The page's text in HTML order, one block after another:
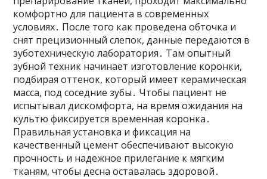
комфортно для пациента в современных
условиях․ После того как проведена обточка и
снят прецизионный слепок, данные передаются в
зуботехническую лаборатория․ Там опытный
зубной техник начинает изготовление коронки,
подбирая оттенок, который имеет керамическая
масса, под соседние зубы․ Чтобы пациент не
испытывал дискомфорта, на время ожидания на
культю фиксируется временная коронка․
Правильная установка и фиксация на
качественный цемент обеспечивают высокую
прочность и надежное прилегание к мягким
тканям, чтобы десна оставалась здоровой․